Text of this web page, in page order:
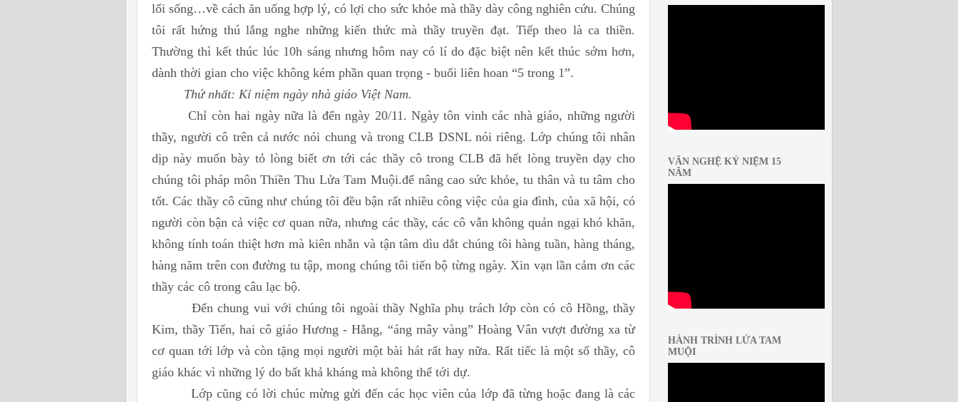
lối sống…về cách ăn uống hợp lý, có lợi cho sức khỏe mà thầy dày công nghiên cứu. Chúng
tôi rất hứng thú lắng nghe những kiến thức mà thầy truyền đạt. Tiếp theo là ca thiền.
Thường thì kết thúc lúc 10h sáng nhưng hôm nay có lí do đặc biệt nên kết thúc sớm hơn,
dành thời gian cho việc không kém phần quan trọng - buổi liên hoan “5 trong 1”.
Thứ nhất: Kỉ niệm ngày nhà giáo Việt Nam.
Chỉ còn hai ngày nữa là đến ngày 20/11. Ngày tôn vinh các nhà giáo, những người
thầy, người cô trên cả nước nói chung và trong CLB DSNL nói riêng. Lớp chúng tôi nhân
dịp này muốn bày tỏ lòng biết ơn tới các thầy cô trong CLB đã hết lòng truyền dạy cho
chúng tôi pháp môn Thiền Thu Lửa Tam Muội.để nâng cao sức khỏe, tu thân và tu tâm cho
tốt. Các thầy cô cũng như chúng tôi đều bận rất nhiều công việc của gia đình, của xã hội, có
người còn bận cả việc cơ quan nữa, nhưng các thầy, các cô vẫn không quản ngại khó khăn,
không tính toán thiệt hơn mà kiên nhẫn và tận tâm dìu dắt chúng tôi hàng tuần, hàng tháng,
hàng năm trên con đường tu tập, mong chúng tôi tiến bộ từng ngày. Xin vạn lần cảm ơn các
thầy các cô trong câu lạc bộ.
Đến chung vui với chúng tôi ngoài thầy Nghĩa phụ trách lớp còn có cô Hồng, thầy
Kim, thầy Tiến, hai cô giáo Hương - Hằng, “áng mây vàng” Hoàng Vân vượt đường xa từ
cơ quan tới lớp và còn tặng mọi người một bài hát rất hay nữa. Rất tiếc là một số thầy, cô
giáo khác vì những lý do bất khả kháng mà không thể tới dự.
Lớp cũng có lời chúc mừng gửi đến các học viên của lớp đã từng hoặc đang là các
VĂN NGHỆ KỶ NIỆM 15
NĂM
HÀNH TRÌNH LỬA TAM
MUỘI